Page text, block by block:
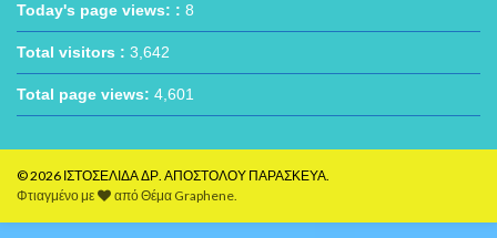
Today's page views: : 8
Total visitors : 3,642
Total page views: 4,601
© 2026 ΙΣΤΟΣΕΛΙΔΑ ΔΡ. ΑΠΟΣΤΟΛΟΥ ΠΑΡΑΣΚΕΥΑ.
Φτιαγμένο με
απόΘέμα Graphene.